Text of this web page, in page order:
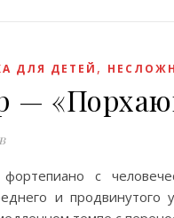
ДЛЯ ДЕТЕЙ ,
—
с
и